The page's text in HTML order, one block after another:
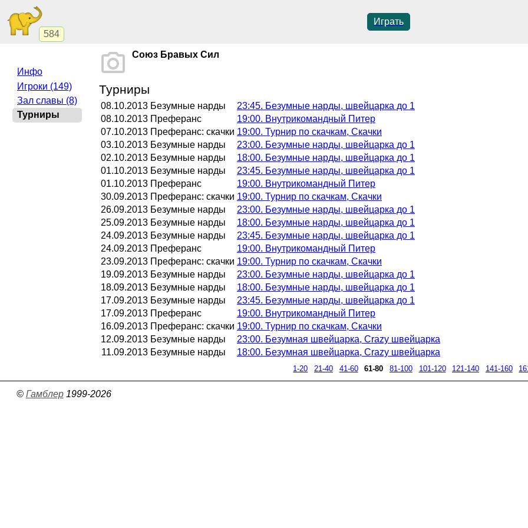
584
Играть
Союз Бравых Сил
Турниры
08.10.2013 Безумные нарды 23:45. Безумные нарды, швейцарка до 1
08.10.2013 Преферанс 19:00. Внутрикомандный Питер
07.10.2013 Преферанс: скачки 19:00. Турнир по скачкам, Скачки
03.10.2013 Безумные нарды 23:00. Безумные нарды, швейцарка до 1
02.10.2013 Безумные нарды 18:00. Безумные нарды, швейцарка до 1
01.10.2013 Безумные нарды 23:45. Безумные нарды, швейцарка до 1
01.10.2013 Преферанс 19:00. Внутрикомандный Питер
30.09.2013 Преферанс: скачки 19:00. Турнир по скачкам, Скачки
26.09.2013 Безумные нарды 23:00. Безумные нарды, швейцарка до 1
25.09.2013 Безумные нарды 18:00. Безумные нарды, швейцарка до 1
24.09.2013 Безумные нарды 23:45. Безумные нарды, швейцарка до 1
24.09.2013 Преферанс 19:00. Внутрикомандный Питер
23.09.2013 Преферанс: скачки 19:00. Турнир по скачкам, Скачки
19.09.2013 Безумные нарды 23:00. Безумные нарды, швейцарка до 1
18.09.2013 Безумные нарды 18:00. Безумные нарды, швейцарка до 1
17.09.2013 Безумные нарды 23:45. Безумные нарды, швейцарка до 1
17.09.2013 Преферанс 19:00. Внутрикомандный Питер
16.09.2013 Преферанс: скачки 19:00. Турнир по скачкам, Скачки
12.09.2013 Безумные нарды 23:00. Безумная швейцарка, Crazy швейцарка
11.09.2013 Безумные нарды 18:00. Безумная швейцарка, Crazy швейцарка
1-20 21-40 41-60 61-80 81-100 101-120 121-140 141-160
Инфо
Игроки (149)
Зал славы (8)
Турниры
© Гамблер1999-2026